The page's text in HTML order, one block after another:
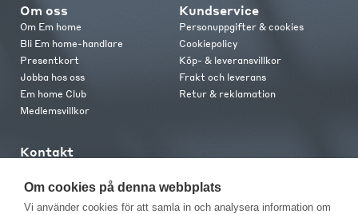
Om cookies på denna webbplats
Vi använder cookies för att samla in och analysera information om
Om oss
Om Em home
Bli Em home-handlare
Presentkort
Jobba hos oss
Em home Club
Medlemsvillkor
Kundservice
Personuppgifter & cookies
Cookiepolicy
Köp- & leveransvillkor
Frakt och leverans
Retur & reklamation
Kontakt
Butiker
Press